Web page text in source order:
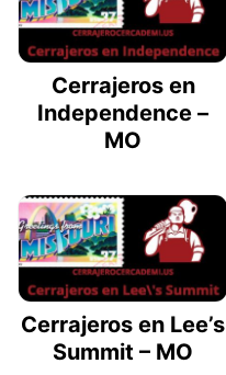
Cerrajeros en
Independence –
MO
Cerrajeros en Lee’s
Summit – MO